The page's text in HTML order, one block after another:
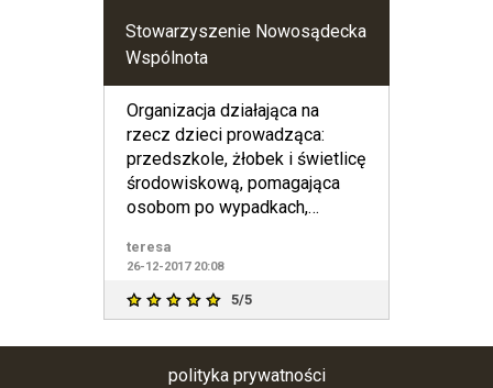
Stowarzyszenie Nowosądecka
Wspólnota
Organizacja działająca na
rzecz dzieci prowadząca:
przedszkole, żłobek i świetlicę
środowiskową, pomagająca
osobom po wypadkach,
badania
teresa
26-12-2017 20:08
5/5
polityka prywatności